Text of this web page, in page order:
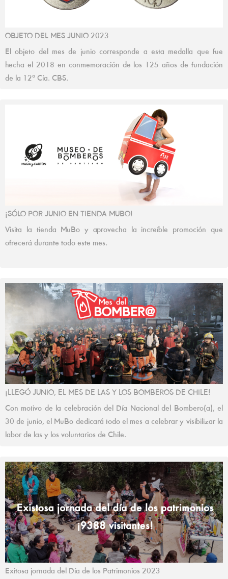
OBJETO DEL MES JUNIO 2023
El objeto del mes de junio corresponde a esta medalla que fue
hecha el 2018 en conmemoración de los 125 años de fundación
de la 12ª Cía. CBS.
¡SÓLO POR JUNIO EN TIENDA MUBO!
Visita la tienda MuBo y aprovecha la increíble promoción que
ofrecerá durante todo este mes.
¡LLEGÓ JUNIO, EL MES DE LAS Y LOS BOMBEROS DE CHILE!
Con motivo de la celebración del Día Nacional del Bombero(a), el
30 de junio, el MuBo dedicará todo el mes a celebrar y visibilizar la
labor de las y los voluntarios de Chile.
Exitosa jornada del Día de los Patrimonios 2023